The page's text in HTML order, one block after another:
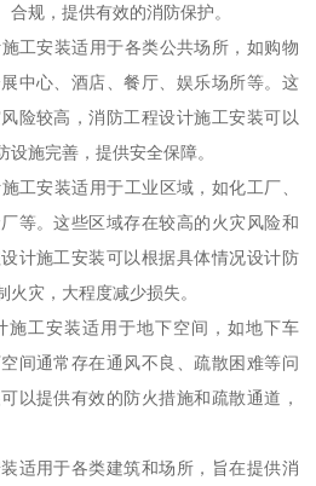
规，提供有效的消防保护。
工安装适用于各类公共场所，如购物
中心、酒店、餐厅、娱乐场所等。这
险较高，消防工程设计施工安装可以
施完善，提供安全保障。
工安装适用于工业区域，如化工厂、
等。这些区域存在较高的火灾风险和
计施工安装可以根据具体情况设计防
灾，大程度减少损失。
施工安装适用于地下空间，如地下车
间通常存在通风不良、疏散困难等问
以提供有效的防火措施和疏散通道，
适用于各类建筑和场所，旨在提供消